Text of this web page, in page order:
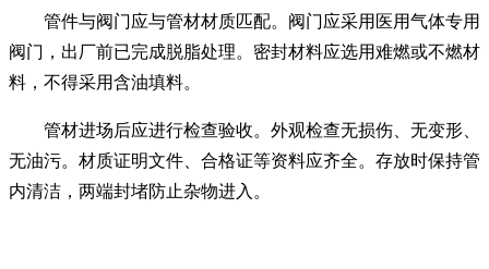
管件与阀门应与管材材质匹配。阀门应采用医用气体专用
阀门，出厂前已完成脱脂处理。密封材料应选用难燃或不燃材
料，不得采用含油填料。
管材进场后应进行检查验收。外观检查无损伤、无变形、
无油污。材质证明文件、合格证等资料应齐全。存放时保持管
内清洁，两端封堵防止杂物进入。